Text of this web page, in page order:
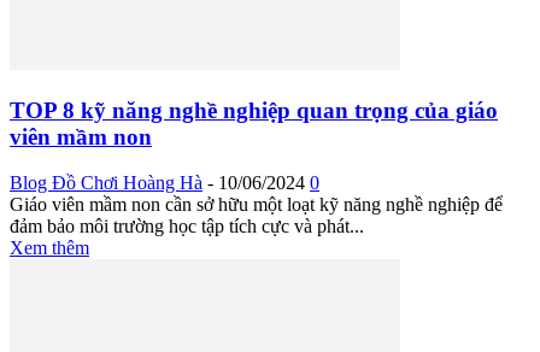
TOP 8 kỹ năng nghề nghiệp quan trọng của giáo
viên mầm non
Blog Đồ Chơi Hoàng Hà - 10/06/2024 0
Giáo viên mầm non cần sở hữu một loạt kỹ năng nghề nghiệp để
đảm bảo môi trường học tập tích cực và phát...
Xem thêm